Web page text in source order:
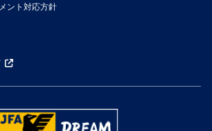
ント対応方針